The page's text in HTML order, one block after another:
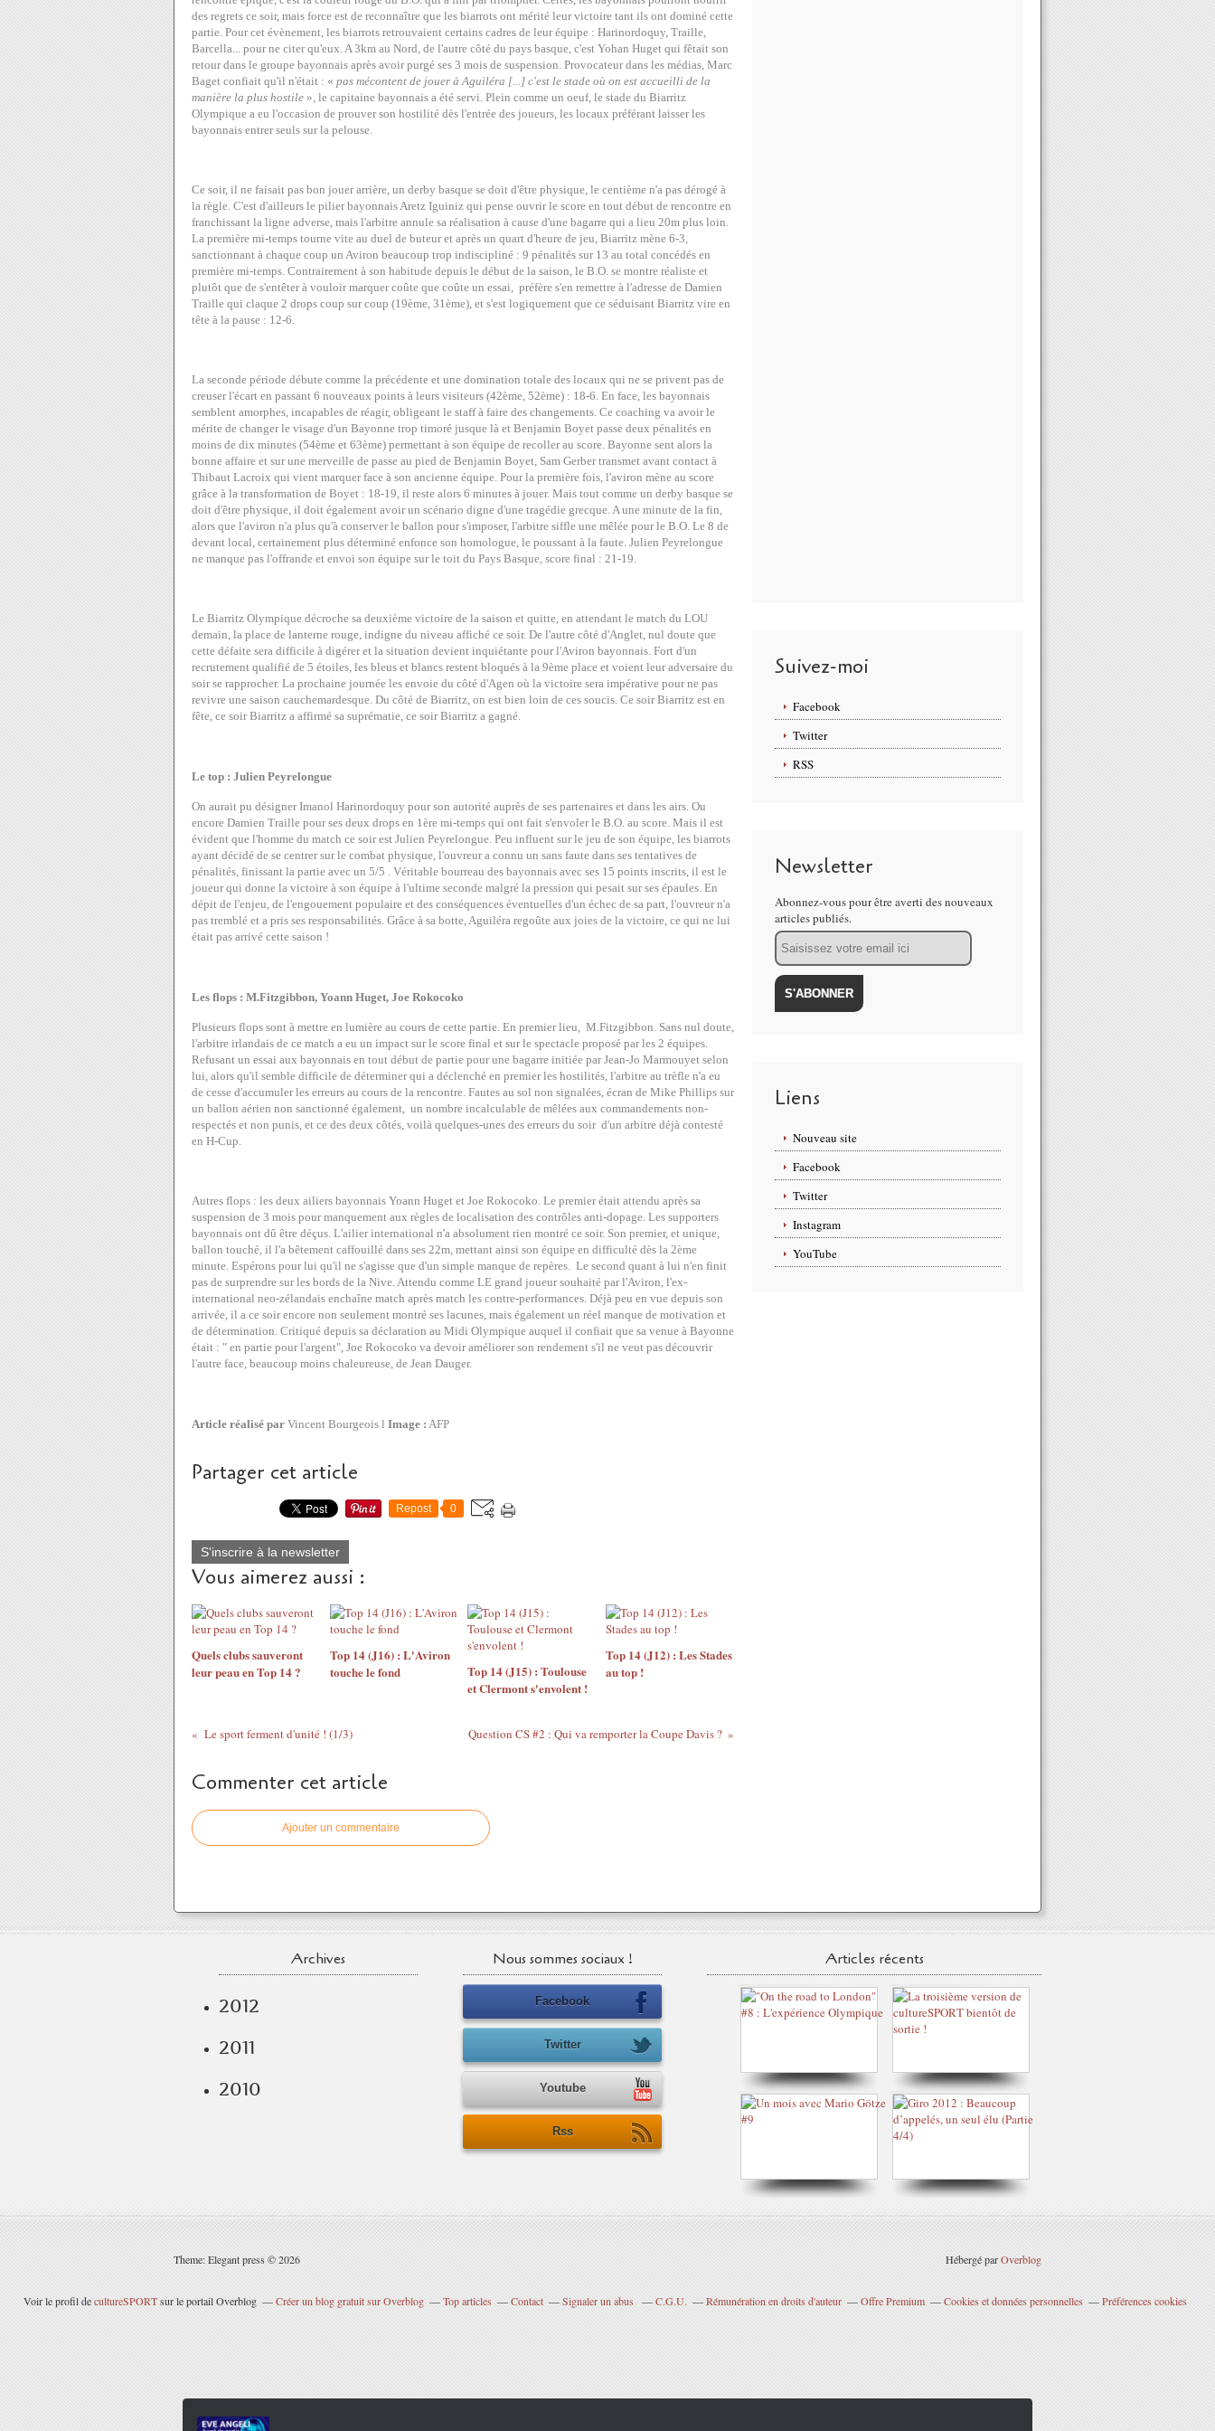
des regrets ce soir, mais force est de reconnaître que les biarrots ont mérité leur victoire tant ils ont dominé cette
partie. Pour cet évènement, les biarrots retrouvaient certains cadres de leur équipe : Harinordoquy, Traille,
Barcella... pour ne citer qu'eux. A 3km au Nord, de l'autre côté du pays basque, c'est Yohan Huget qui fêtait son
retour dans le groupe bayonnais après avoir purgé ses 3 mois de suspension. Provocateur dans les médias, Marc
Baget confiait qu'il n'était : « pas mécontent de jouer à Aguiléra [...] c'est le stade où on est accueilli de la
manière la plus hostile », le capitaine bayonnais a été servi. Plein comme un oeuf, le stade du Biarritz
Olympique a eu l'occasion de prouver son hostilité dès l'entrée des joueurs, les locaux préférant laisser les
bayonnais entrer seuls sur la pelouse.
Ce soir, il ne faisait pas bon jouer arrière, un derby basque se doit d'être physique, le centième n'a pas dérogé à
la règle. C'est d'ailleurs le pilier bayonnais Aretz Iguiniz qui pense ouvrir le score en tout début de rencontre en
franchissant la ligne adverse, mais l'arbitre annule sa réalisation à cause d'une bagarre qui a lieu 20m plus loin.
La première mi-temps tourne vite au duel de buteur et après un quart d'heure de jeu, Biarritz mène 6-3,
sanctionnant à chaque coup un Aviron beaucoup trop indiscipliné : 9 pénalités sur 13 au total concédés en
première mi-temps. Contrairement à son habitude depuis le début de la saison, le B.O. se montre réaliste et
plutôt que de s'entêter à vouloir marquer coûte que coûte un essai, préfère s'en remettre à l'adresse de Damien
Traille qui claque 2 drops coup sur coup (19ème, 31ème), et s'est logiquement que ce séduisant Biarritz vire en
tête à la pause : 12-6.
La seconde période débute comme la précédente et une domination totale des locaux qui ne se privent pas de
creuser l'écart en passant 6 nouveaux points à leurs visiteurs (42ème, 52ème) : 18-6. En face, les bayonnais
semblent amorphes, incapables de réagir, obligeant le staff à faire des changements. Ce coaching va avoir le
mérite de changer le visage d'un Bayonne trop timoré jusque là et Benjamin Boyet passe deux pénalités en
moins de dix minutes (54ème et 63ème) permettant à son équipe de recoller au score. Bayonne sent alors la
bonne affaire et sur une merveille de passe au pied de Benjamin Boyet, Sam Gerber transmet avant contact à
Thibaut Lacroix qui vient marquer face à son ancienne équipe. Pour la première fois, l'aviron mène au score
grâce à la transformation de Boyet : 18-19, il reste alors 6 minutes à jouer. Mais tout comme un derby basque se
doit d'être physique, il doit également avoir un scénario digne d'une tragédie grecque. A une minute de la fin,
alors que l'aviron n'a plus qu'à conserver le ballon pour s'imposer, l'arbitre siffle une mêlée pour le B.O. Le 8 de
devant local, certainement plus déterminé enfonce son homologue, le poussant à la faute. Julien Peyrelongue
ne manque pas l'offrande et envoi son équipe sur le toit du Pays Basque, score final : 21-19.
Le Biarritz Olympique décroche sa deuxième victoire de la saison et quitte, en attendant le match du LOU
demain, la place de lanterne rouge, indigne du niveau affiché ce soir. De l'autre côté d'Anglet, nul doute que
cette défaite sera difficile à digérer et la situation devient inquiétante pour l'Aviron bayonnais. Fort d'un
recrutement qualifié de 5 étoiles, les bleus et blancs restent bloqués à la 9ème place et voient leur adversaire du
soir se rapprocher. La prochaine journée les envoie du côté d'Agen où la victoire sera impérative pour ne pas
revivre une saison cauchemardesque. Du côté de Biarritz, on est bien loin de ces soucis. Ce soir Biarritz est en
fête, ce soir Biarritz a affirmé sa suprématie, ce soir Biarritz a gagné.
Le top : Julien Peyrelongue
On aurait pu désigner Imanol Harinordoquy pour son autorité auprès de ses partenaires et dans les airs. Ou
encore Damien Traille pour ses deux drops en 1ère mi-temps qui ont fait s'envoler le B.O. au score. Mais il est
évident que l'homme du match ce soir est Julien Peyrelongue. Peu influent sur le jeu de son équipe, les biarrots
ayant décidé de se centrer sur le combat physique, l'ouvreur a connu un sans faute dans ses tentatives de
pénalités, finissant la partie avec un 5/5 . Véritable bourreau des bayonnais avec ses 15 points inscrits, il est le
joueur qui donne la victoire à son équipe à l'ultime seconde malgré la pression qui pesait sur ses épaules. En
dépit de l'enjeu, de l'engouement populaire et des conséquences éventuelles d'un échec de sa part, l'ouvreur n'a
pas tremblé et a pris ses responsabilités. Grâce à sa botte, Aguiléra regoûte aux joies de la victoire, ce qui ne lui
était pas arrivé cette saison !
Les flops : M.Fitzgibbon, Yoann Huget, Joe Rokocoko
Plusieurs flops sont à mettre en lumière au cours de cette partie. En premier lieu, M.Fitzgibbon. Sans nul doute,
l'arbitre irlandais de ce match a eu un impact sur le score final et sur le spectacle proposé par les 2 équipes.
Refusant un essai aux bayonnais en tout début de partie pour une bagarre initiée par Jean-Jo Marmouyet selon
lui, alors qu'il semble difficile de déterminer qui a déclenché en premier les hostilités, l'arbitre au trèfle n'a eu
de cesse d'accumuler les erreurs au cours de la rencontre. Fautes au sol non signalées, écran de Mike Phillips sur
un ballon aérien non sanctionné également, un nombre incalculable de mêlées aux commandements non-
respectés et non punis, et ce des deux côtés, voilà quelques-unes des erreurs du soir d'un arbitre déjà contesté
en H-Cup.
Autres flops : les deux ailiers bayonnais Yoann Huget et Joe Rokocoko. Le premier était attendu après sa
suspension de 3 mois pour manquement aux règles de localisation des contrôles anti-dopage. Les supporters
bayonnais ont dû être déçus. L'ailier international n'a absolument rien montré ce soir. Son premier, et unique,
ballon touché, il l'a bêtement caffouillé dans ses 22m, mettant ainsi son équipe en difficulté dès la 2ème
minute. Espérons pour lui qu'il ne s'agisse que d'un simple manque de repères. Le second quant à lui n'en finit
pas de surprendre sur les bords de la Nive. Attendu comme LE grand joueur souhaité par l'Aviron, l'ex-
international neo-zélandais enchaîne match après match les contre-performances. Déjà peu en vue depuis son
arrivée, il a ce soir encore non seulement montré ses lacunes, mais également un réel manque de motivation et
de détermination. Critiqué depuis sa déclaration au Midi Olympique auquel il confiait que sa venue à Bayonne
était : " en partie pour l'argent", Joe Rokocoko va devoir améliorer son rendement s'il ne veut pas découvrir
l'autre face, beaucoup moins chaleureuse, de Jean Dauger.
Article réalisé par Vincent Bourgeois l Image : AFP
Partager cet article
Repost 0
S'inscrire à la newsletter
Vous aimerez aussi :
Quels clubs sauveront
leur peau en Top 14 ?
Top 14 (J16) : L'Aviron
touche le fond
Top 14 (J15) : Toulouse
et Clermont s'envolent !
Top 14 (J12) : Les Stades
au top !
Le sport ferment d'unité ! (1/3) Question CS #2 : Qui va remporter la Coupe Davis ?
Commenter cet article
Ajouter un commentaire
Suivez-moi
Facebook
Twitter
RSS
Newsletter
Abonnez-vous pour être averti des nouveaux
articles publiés.
Email
Liens
Nouveau site
Facebook
Twitter
Instagram
YouTube
Archives
2012
2011
2010
Nous sommes sociaux !
Facebook
Twitter
Youtube
Rss
Articles récents
Theme: Elegant press © 2026 Hébergé parOverblog
Voir le profil decultureSPORTsur le portail Overblog Créer un blog gratuit sur Overblog Top articles Contact Signaler un abus C.G.U. Rémunération en droits d'auteur Offre Premium Cookies et données personnelles Préférences cookies